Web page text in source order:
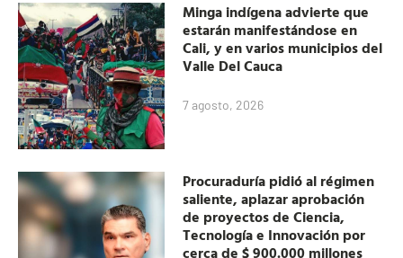
Minga indígena advierte que
estarán manifestándose en
Cali, y en varios municipios del
Valle Del Cauca
7 agosto, 2026
Procuraduría pidió al régimen
saliente, aplazar aprobación
de proyectos de Ciencia,
Tecnología e Innovación por
cerca de $ 900.000 millones